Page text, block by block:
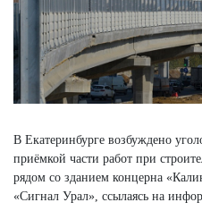
В Екатеринбурге возбуждено
приёмкой части работ при
рядом со зданием концерна
«Сигнал Урал», ссылаясь на